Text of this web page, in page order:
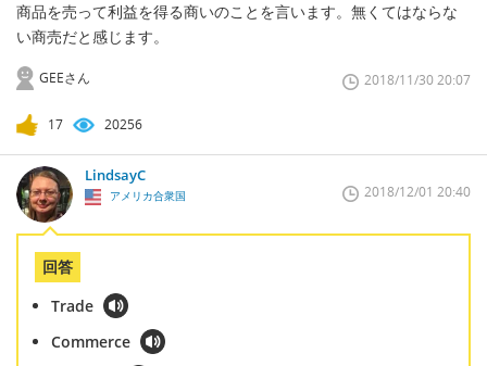
商品を売って利益を得る商いのことを言います。無くてはならな
い商売だと感じます。
GEEさん 2018/11/30 20:07
17 20256
LindsayC
アメリカ合衆国 2018/12/01 20:40
回答
Trade
Commerce